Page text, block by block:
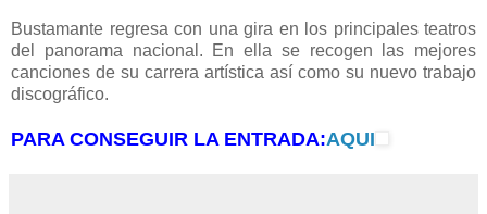
Bustamante regresa con una gira en los principales teatros
del panorama nacional. En ella se recogen las mejores
canciones de su carrera artística así como su nuevo trabajo
discográfico.
PARA CONSEGUIR LA ENTRADA:AQUI